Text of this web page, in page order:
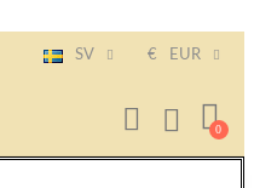
SV € EUR